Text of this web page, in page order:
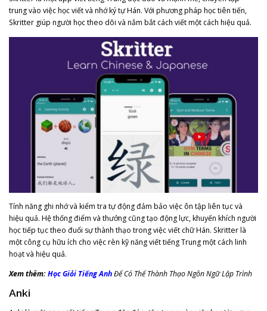
trung vào việc học viết và nhớ ký tự Hán. Với phương pháp học tiên tiến,
Skritter giúp người học theo dõi và nắm bắt cách viết một cách hiệu quả.
Tính năng ghi nhớ và kiểm tra tự động đảm bảo việc ôn tập liên tục và
hiệu quả. Hệ thống điểm và thưởng cũng tạo động lực, khuyến khích người
học tiếp tục theo đuổi sự thành thạo trong việc viết chữ Hán. Skritter là
một công cụ hữu ích cho việc rèn kỹ năng viết tiếng Trung một cách linh
hoạt và hiệu quả.
Xem thêm:Học Giỏi Tiếng AnhĐể Có Thể Thành Thạo Ngôn Ngữ Lập Trình
Anki